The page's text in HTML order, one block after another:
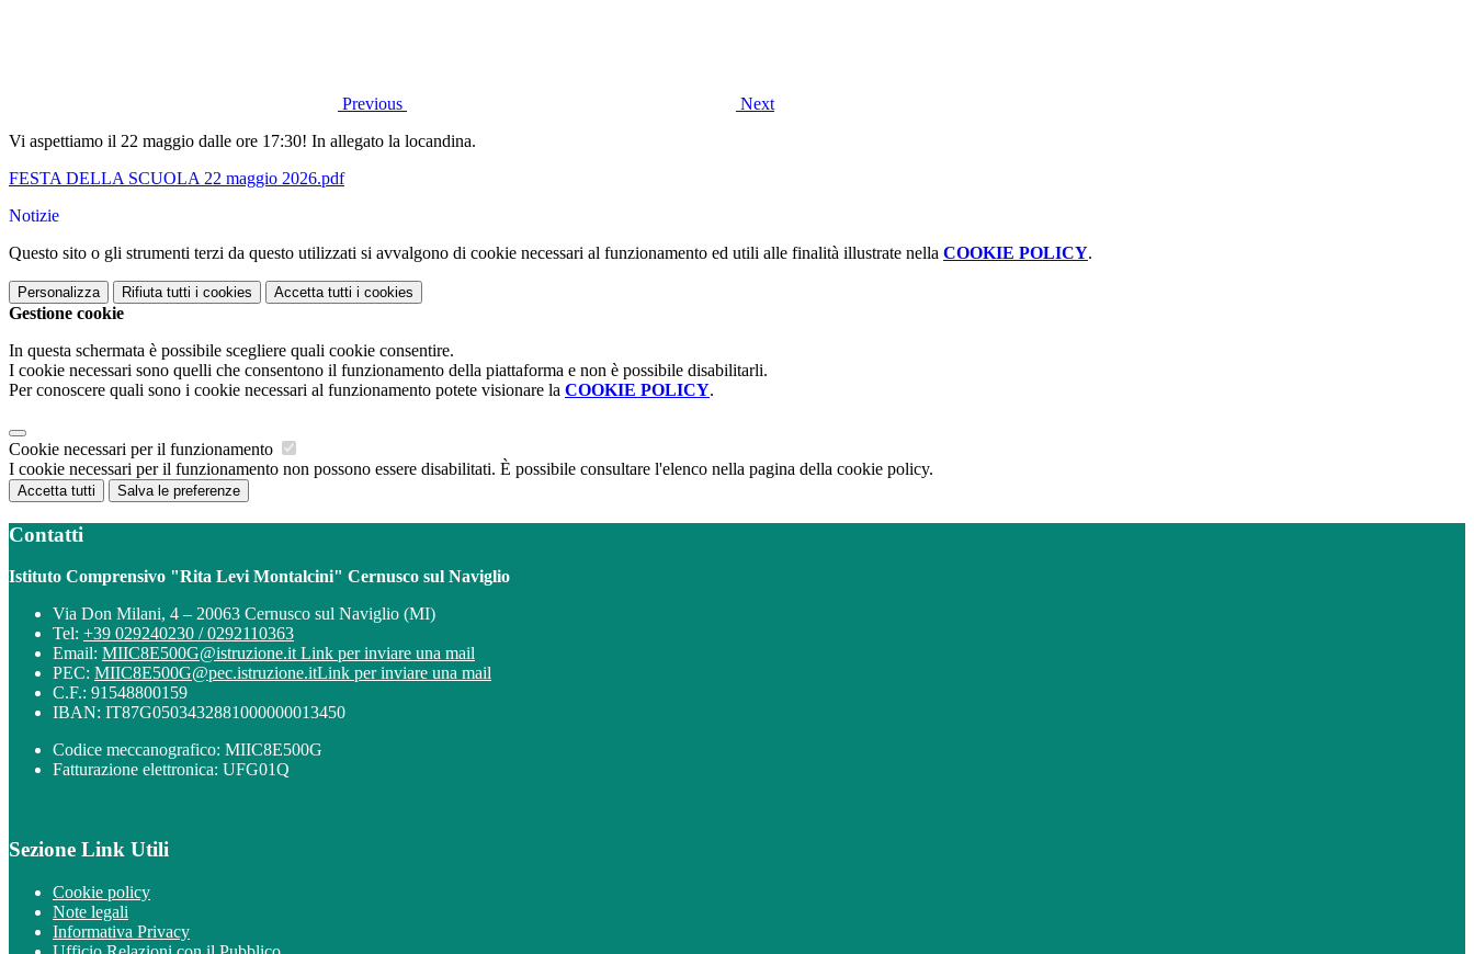
Previous
Next
Vi aspettiamo il 22 maggio dalle ore 17:30! In allegato la locandina.
FESTA DELLA SCUOLA 22 maggio 2026.pdf
Notizie
Questo sito o gli strumenti terzi da questo utilizzati si avvalgono di cookie necessari al funzionamento ed utili alle finalità illustrate nella COOKIE POLICY.
Personalizza Rifiuta tutti i cookies Accetta tutti i cookies
Gestione cookie
In questa schermata è possibile scegliere quali cookie consentire.
I cookie necessari sono quelli che consentono il funzionamento della piattaforma e non è possibile disabilitarli.
Per conoscere quali sono i cookie necessari al funzionamento potete visionare la COOKIE POLICY.
Cookie necessari per il funzionamento
I cookie necessari per il funzionamento non possono essere disabilitati. È possibile consultare l'elenco nella pagina della cookie policy.
Accetta tutti Salva le preferenze
Contatti
Istituto Comprensivo "Rita Levi Montalcini" Cernusco sul Naviglio
Via Don Milani, 4 – 20063 Cernusco sul Naviglio (MI)
Tel: +39 029240230 / 0292110363
Email: MIIC8E500G@istruzione.itLink per inviare una mail
PEC: MIIC8E500G@pec.istruzione.itLink per inviare una mail
C.F.: 91548800159
IBAN: IT87G0503432881000000013450
Codice meccanografico: MIIC8E500G
Fatturazione elettronica: UFG01Q
Sezione Link Utili
Cookie policy
Note legali
Informativa Privacy